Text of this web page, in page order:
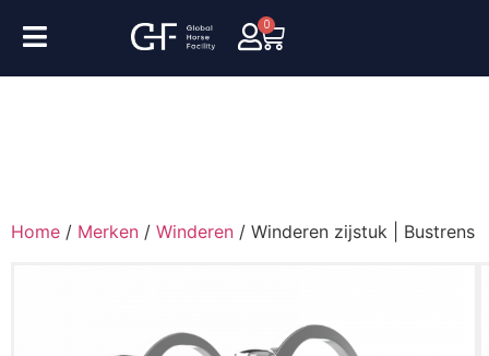
0
Home / Merken / Winderen / Winderen zijstuk | Bustrens